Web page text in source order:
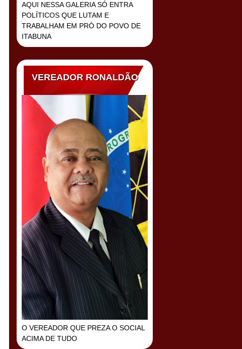
AQUI NESSA GALERIA SÓ ENTRA
POLÍTICOS QUE LUTAM E
TRABALHAM EM PRÓ DO POVO DE
ITABUNA
VEREADOR RONALDÃO
O VEREADOR QUE PREZA O SOCIAL
ACIMA DE TUDO